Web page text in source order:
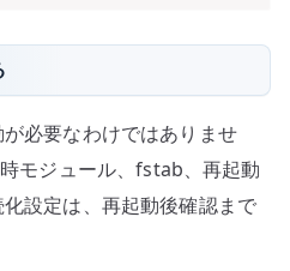
必要なわけではありませ
モジュール、fstab、再起動
設定は、再起動後確認まで